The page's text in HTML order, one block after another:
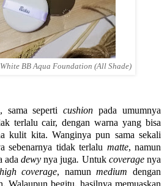
BB Aqua Foundation (All Shade)
sama seperticushionpada umumnya
terlalu cair, dengan warna yang bisa
kulit kita. Wanginya pun sama sekali
sebenarnya tidak terlalu matte, namun
adadewynya juga. Untuk coveragenya
high coverage, namunmedium dengan
Walaupun begitu, hasilnya memuaskan